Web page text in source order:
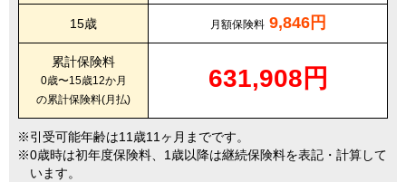
15歳 月額保険料 9,846円
累計保険料
0歳〜15歳12か月
の累計保険料(月払)
631,908円
引受可能年齢は11歳11ヶ月までです。
0歳時は初年度保険料、1歳以降は継続保険料を表記・計算して
います。